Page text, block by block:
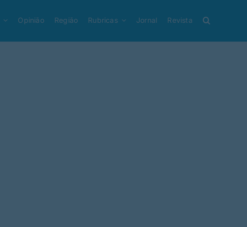
Opinião Região Rubricas Jornal Revista